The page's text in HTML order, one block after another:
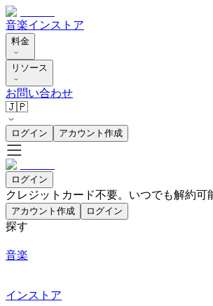
音楽インストア
料金
リソース
お問い合わせ
🇯🇵
ログイン アカウント作成
ログイン
クレジットカード不要。いつでも解約可
アカウント作成 ログイン
探す
音楽
インストア